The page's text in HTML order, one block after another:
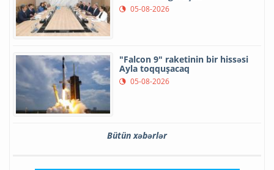
05-08-2026
"Falcon 9" raketinin bir hissəsi
Ayla toqquşacaq
05-08-2026
Bütün xəbərlər